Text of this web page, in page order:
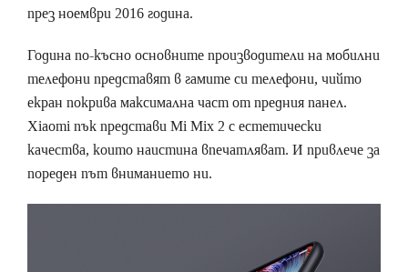
през ноември 2016 година.
Година по-късно основните производители на мобилни
телефони представят в гамите си телефони, чийто
екран покрива максимална част от предния панел.
Xiaomi пък представи Mi Mix 2 с естетически
качества, които наистина впечатляват. И привлече за
пореден път вниманието ни.